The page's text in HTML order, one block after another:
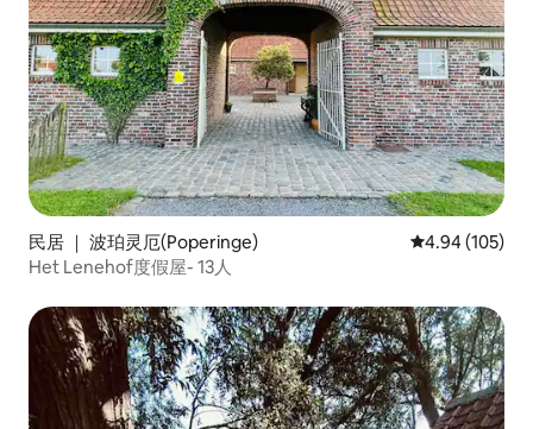
民居 ｜ 波珀灵厄(Poperinge) 平均评分 4.94
4.94 (105)
Het Lenehof度假屋- 13人